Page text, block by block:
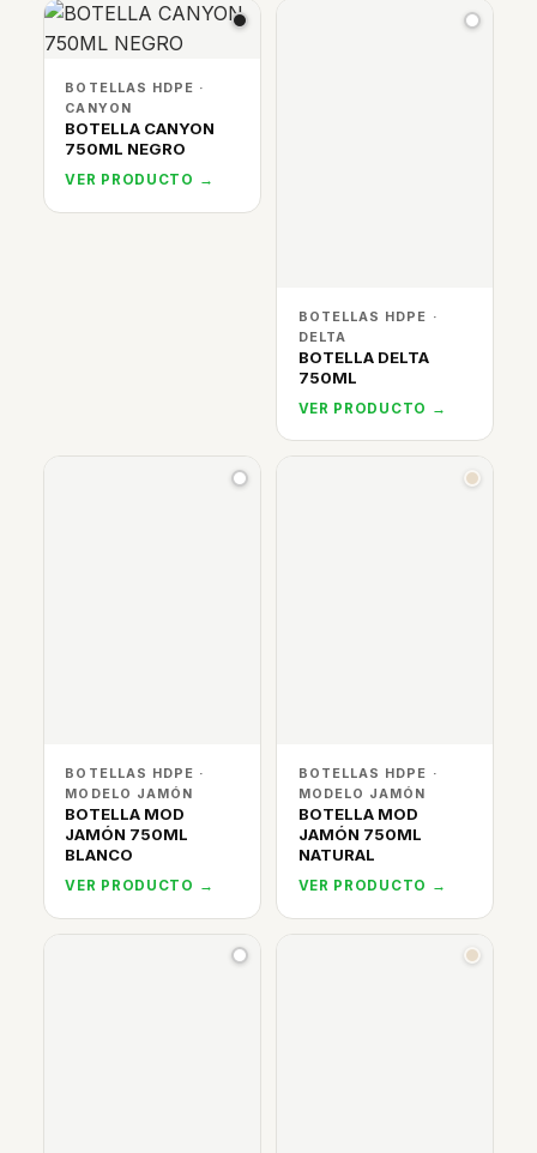
BOTELLAS HDPE ·
CANYON
BOTELLA CANYON
750ML NEGRO
VER PRODUCTO →
BOTELLAS HDPE ·
DELTA
BOTELLA DELTA
750ML
VER PRODUCTO →
BOTELLAS HDPE ·
MODELO JAMÓN
BOTELLA MOD
JAMÓN 750ML
BLANCO
VER PRODUCTO →
BOTELLAS HDPE ·
MODELO JAMÓN
BOTELLA MOD
JAMÓN 750ML
NATURAL
VER PRODUCTO →